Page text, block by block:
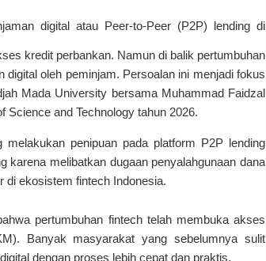
digital atau Peer-to-Peer (P2P) lending di
kredit perbankan. Namun di balik pertumbuhan
oleh peminjam. Persoalan ini menjadi fokus
Mada University bersama Muhammad Faidzal
Science and Technology tahun 2026.
penipuan pada platform P2P lending
karena melibatkan dugaan penyalahgunaan dana
di ekosistem fintech Indonesia.
pertumbuhan fintech telah membuka akses
Banyak masyarakat yang sebelumnya sulit
dengan proses lebih cepat dan praktis.